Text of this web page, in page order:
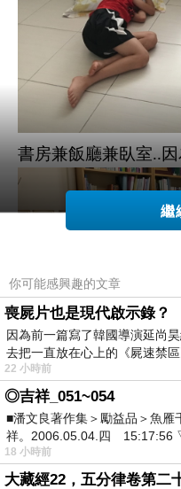
書房兼飯廳兼臥室..因
睡前PK遊戲。
繼
你可能感興趣的文章
喪屍片也是現代啟示錄？
因為前一篇寫了韓國導演延尚
去把一直放在心上的《屍速禁
22 小時前
◎吉祥_051~054
■潘文良著作集＞勵益品＞魚
祥。2006.05.04.四 15:17:56
18 小時前
大藏經22，五分律卷第二